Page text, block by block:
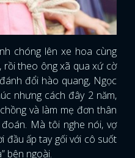
chóng lên xe hoa cùng
rồi theo ông xã qua xứ cờ
đổi hào quang, Ngọc
nhưng cách đây 2 năm,
và làm mẹ đơn thân
Mà tôi nghe nói, vợ
đầu ấp tay gối với cô suốt
bên ngoài.